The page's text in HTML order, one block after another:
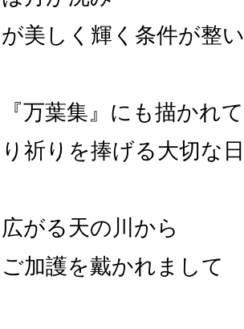
美しく輝く条件が整
万葉集』にも描かれ
祈りを捧げる大切な
がる天の川から
加護を戴かれまして